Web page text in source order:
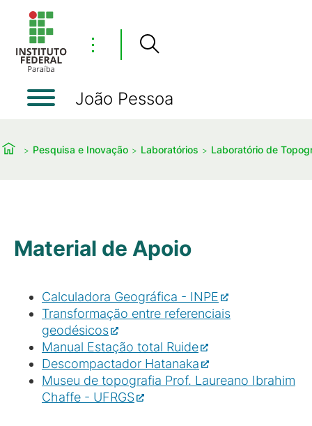
⋮
João Pessoa
Pesquisa e Inovação Laboratórios Laboratório de
Material de Apoio
Calculadora Geográfica - INPE
Transformação entre referenciais
geodésicos
Manual Estação total Ruide
Descompactador Hatanaka
Museu de topografia Prof. Laureano Ibrahim
Chaffe - UFRGS